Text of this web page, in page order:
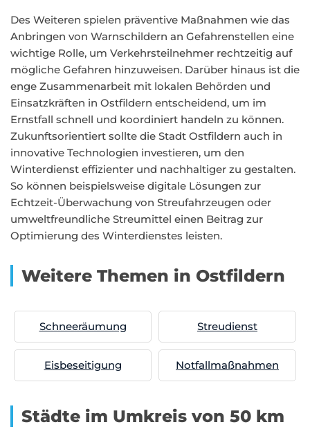
Des Weiteren spielen präventive Maßnahmen wie das
Anbringen von Warnschildern an Gefahrenstellen eine
wichtige Rolle, um Verkehrsteilnehmer rechtzeitig auf
mögliche Gefahren hinzuweisen. Darüber hinaus ist die
enge Zusammenarbeit mit lokalen Behörden und
Einsatzkräften in Ostfildern entscheidend, um im
Ernstfall schnell und koordiniert handeln zu können.
Zukunftsorientiert sollte die Stadt Ostfildern auch in
innovative Technologien investieren, um den
Winterdienst effizienter und nachhaltiger zu gestalten.
So können beispielsweise digitale Lösungen zur
Echtzeit-Überwachung von Streufahrzeugen oder
umweltfreundliche Streumittel einen Beitrag zur
Optimierung des Winterdienstes leisten.
Weitere Themen in Ostfildern
Schneeräumung Streudienst
Eisbeseitigung Notfallmaßnahmen
Städte im Umkreis von 50 km